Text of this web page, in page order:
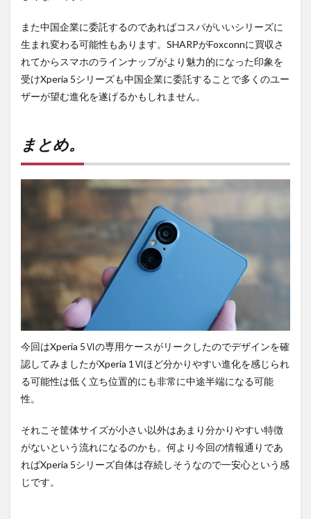
また中国企業に委託するのであればコスパがいいシリーズに
生まれ変わる可能性もあります。SHARPがFoxconnに買収さ
れてからスマホのラインナップがより魅力的になった印象を
受けXperia 5シリーズも中国企業に委託することで多くのユー
ザーが望む進化を遂げるかもしれません。
まとめ。
今回はXperia 5Ⅵの専用ケースがリークしたのでデザインを確
認してみましたがXperia 1Ⅵほど分かりやすい進化を感じられ
る可能性は低く立ち位置的にも非常に中途半端になる可能
性。
それこそ筐体サイズが小さい以外はあまり分かりやすい特徴
がないという流れになるのかも。何より今回の情報通りであ
ればXperia 5シリーズ自体は存続しそうなので一安心という感
じです。